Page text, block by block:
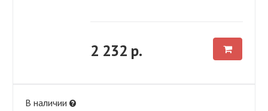
2 232 р.
В наличии